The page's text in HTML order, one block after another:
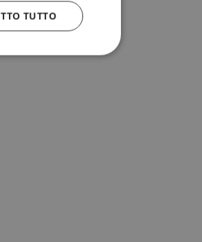
TUTTO
la gestione
cookie
viene
sua analisi dei